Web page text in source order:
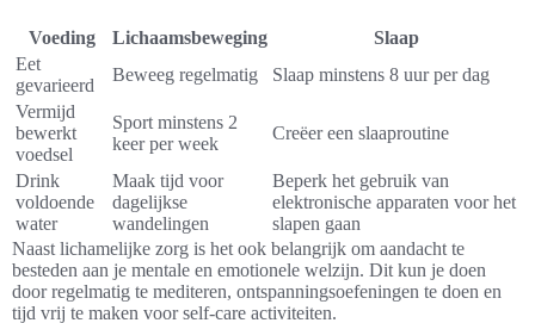
Voeding Lichaamsbeweging
Slaap
Eet
gevarieerd
Beweeg regelmatig
Slaap minstens 8 uur per dag
Vermijd
bewerkt
voedsel
Sport minstens 2
keer per week
Creëer een slaaproutine
Drink
voldoende
water
Maak tijd voor
dagelijkse
wandelingen
Beperk het gebruik van
elektronische apparaten voor het
slapen gaan
Naast lichamelijke zorg is het ook belangrijk om aandacht te
besteden aan je mentale en emotionele welzijn. Dit kun je doen
door regelmatig te mediteren, ontspanningsoefeningen te doen en
tijd vrij te maken voor self-care activiteiten.